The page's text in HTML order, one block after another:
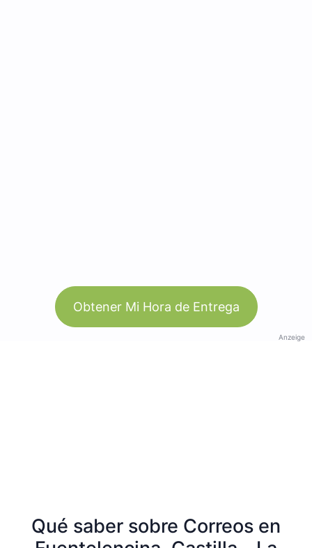
Obtener Mi Hora de Entrega
Anzeige
Qué saber sobre Correos en